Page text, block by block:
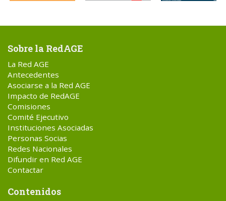
Sobre la RedAGE
La Red AGE
Antecedentes
Asociarse a la Red AGE
Impacto de RedAGE
Comisiones
Comité Ejecutivo
Instituciones Asociadas
Personas Socias
Redes Nacionales
Difundir en Red AGE
Contactar
Contenidos